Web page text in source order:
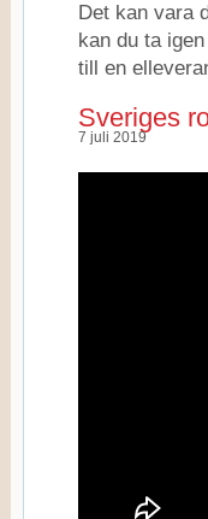
Det kan vara
kan du ta
till en
Sveriges
7 juli 2019